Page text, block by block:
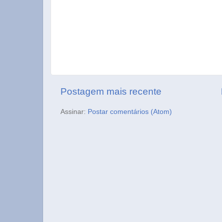
Postagem mais recente
Assinar: Postar comentários (Atom)